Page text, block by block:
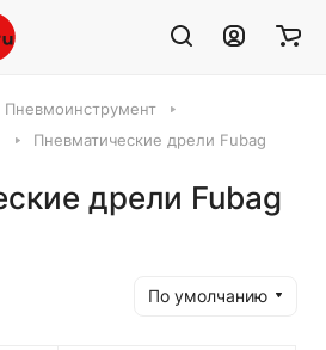
Пневмоинструмент
Пневматические дрели Fubag
дрели Fubag
По умолчанию